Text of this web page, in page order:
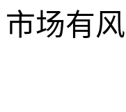
市场有